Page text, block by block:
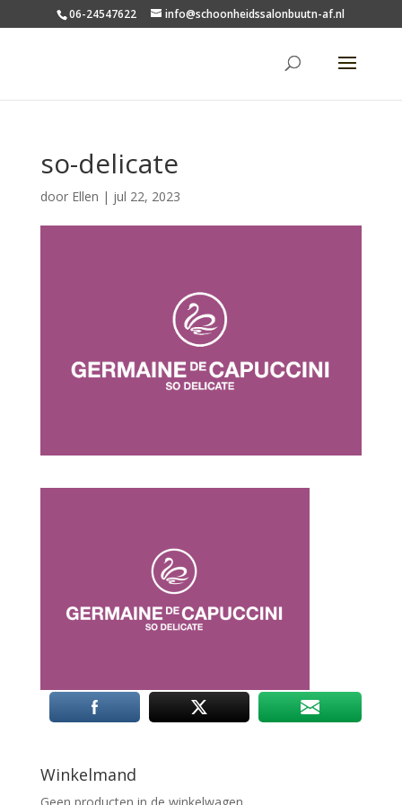
06-24547622 info@schoonheidssalonbuutn-af.nl
so-delicate
door Ellen | jul 22, 2023
Winkelmand